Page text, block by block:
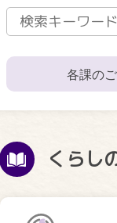
各課の
くらし